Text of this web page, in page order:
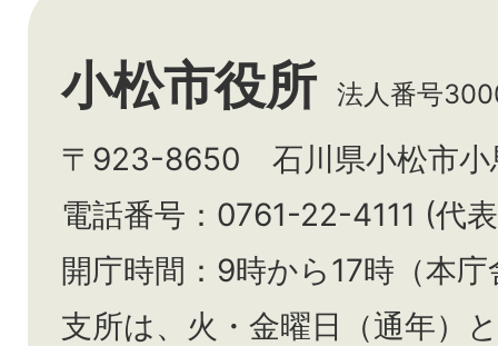
小松市役所 法人番号
〒923-8650 石川県小松市小
電話番号：0761-22-4111 (代
開庁時間：9時から17時（本
支所は、火・金曜日（通年）と